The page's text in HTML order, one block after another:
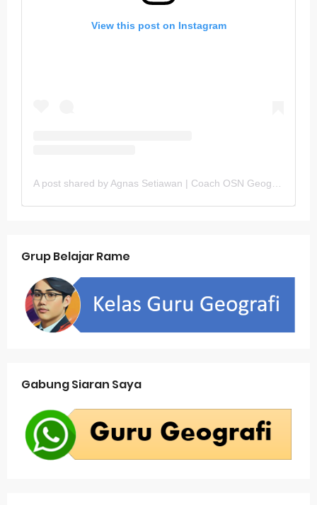
View this post on Instagram
A post shared by Agnas Setiawan | Coach OSN Geografi (@gurugeografi)
Grup Belajar Rame
Gabung Siaran Saya